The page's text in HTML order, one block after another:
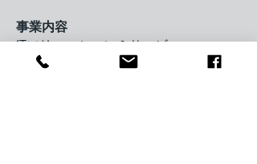
事業内容
ITソリューション＆サービス
ITコンサルティング